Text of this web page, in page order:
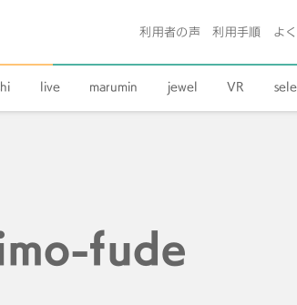
利用者の声 利用手順 よ
live marumin jewel VR
fude